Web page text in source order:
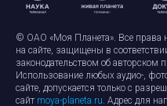
© ОАО «Моя Планета». Все права
на сайте, защищены в
законодательством об авторском
Использование любых аудио-,
сайте, допускается только с
сайт moya-planeta.ru. Адрес для